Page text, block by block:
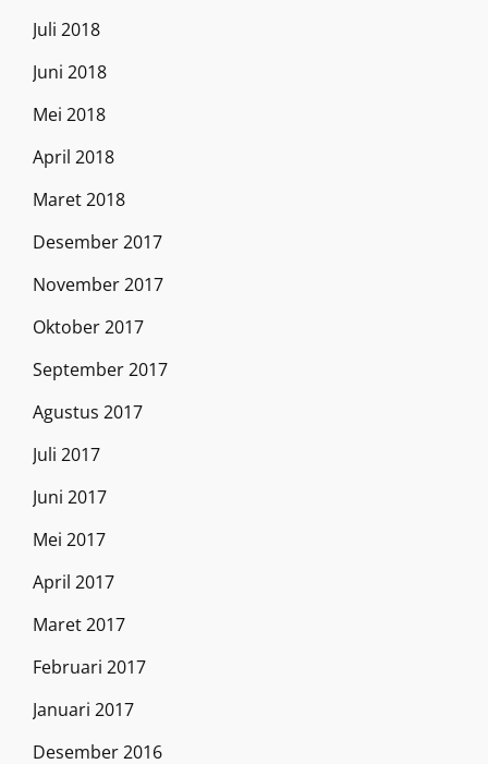
Juli 2018
Juni 2018
Mei 2018
April 2018
Maret 2018
Desember 2017
November 2017
Oktober 2017
September 2017
Agustus 2017
Juli 2017
Juni 2017
Mei 2017
April 2017
Maret 2017
Februari 2017
Januari 2017
Desember 2016